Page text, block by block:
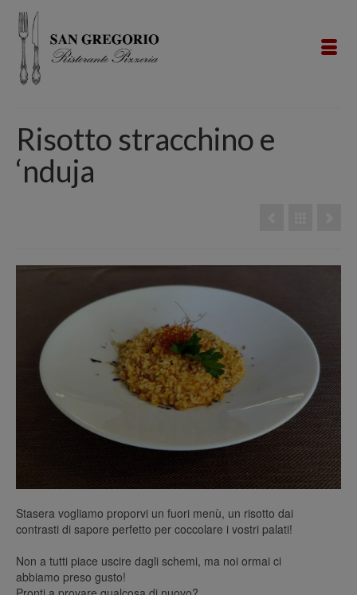
Risotto stracchino e
‘nduja
Stasera vogliamo proporvi un fuori menù, un risotto dai
contrasti di sapore perfetto per coccolare i vostri palati!⁣
Non a tutti piace uscire dagli schemi, ma noi ormai ci
abbiamo preso gusto! ⁣